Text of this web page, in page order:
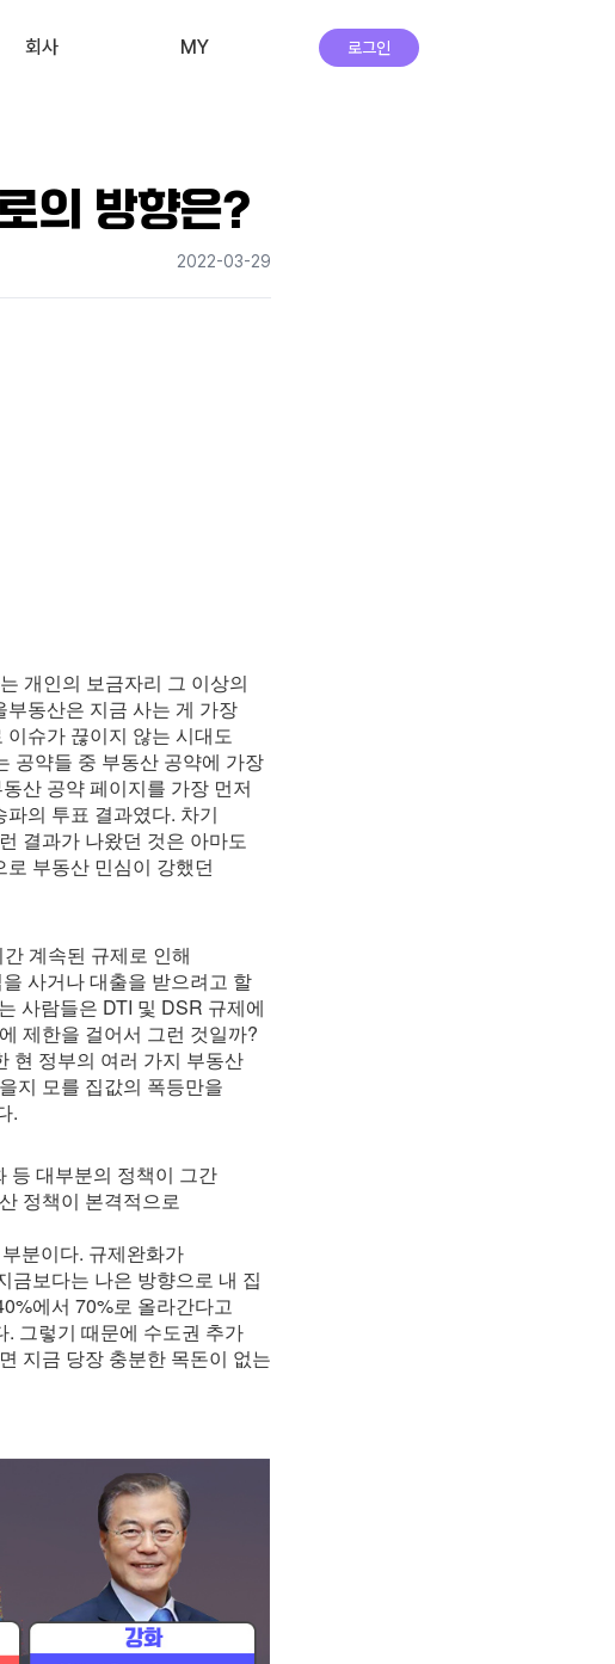
회사 MY
고객 후기 자주하는 질문
앱 다운로드
로그인
의 방향은?
2022-03-29
개인의 보금자리 그 이상의
부동산은 지금 사는 게 가장
슈가 끊이지 않는 시대도
공약들 중 부동산 공약에 가장
산 공약 페이지를 가장 먼저
의 투표 결과였다. 차기
결과가 나왔던 것은 아마도
부동산 민심이 강했던
계속된 규제로 인해
사거나 대출을 받으려고 할
사람들은 DTI 및 DSR 규제에
제한을 걸어서 그런 것일까?
현 정부의 여러 가지 부동산
지 모를 집값의 폭등만을
.
등 대부분의 정책이 그간
정책이 본격적으로
분이다. 규제완화가
금보다는 나은 방향으로 내 집
에서 70%로 올라간다고
그렇기 때문에 수도권 추가
지금 당장 충분한 목돈이 없는